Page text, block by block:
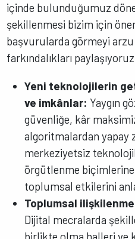
içinde bulunduğumuz
şekillenmesi bizim için
başvurularda görmeyi arzu
farkındalıkları
Yeni teknolojilerin
ve imkânlar: Yaygın
güvenliğe, kâr
algoritmalardan yapay
merkeziyetsiz
örgütlenme
toplumsal etkilerini
Toplumsal
Dijital mecralarda